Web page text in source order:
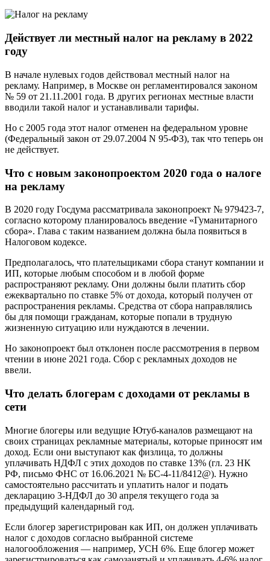
Действует ли местный налог на рекламу в 2022
году
В начале нулевых годов действовал местный налог на
рекламу. Например, в Москве он регламентировался законом
№ 59 от 21.11.2001 года. В других регионах местные власти
вводили такой налог и устанавливали тарифы.
Но с 2005 года этот налог отменен на федеральном уровне
(Федеральный закон от 29.07.2004 N 95-ФЗ), так что теперь он
не действует.
Что с новым законопроектом 2020 года о налоге
на рекламу
В 2020 году Госдума рассматривала законопроект № 979423-7,
согласно которому планировалось введение «Гуманитарного
сбора». Глава с таким названием должна была появиться в
Налоговом кодексе.
Предполагалось, что плательщиками сбора станут компании и
ИП, которые любым способом и в любой форме
распространяют рекламу. Они должны были платить сбор
ежеквартально по ставке 5% от дохода, который получен от
распространения рекламы. Средства от сбора направлялись
бы для помощи гражданам, которые попали в трудную
жизненную ситуацию или нуждаются в лечении.
Но законопроект был отклонен после рассмотрения в первом
чтении в июне 2021 года. Сбор с рекламных доходов не
ввели.
Что делать блогерам с доходами от рекламы в
сети
Многие блогеры или ведущие Ютуб-каналов размещают на
своих страницах рекламные материалы, которые приносят им
доход. Если они выступают как физлица, то должны
уплачивать НДФЛ с этих доходов по ставке 13% (гл. 23 НК
РФ, письмо ФНС от 16.06.2021 № БС-4-11/8412@). Нужно
самостоятельно рассчитать и уплатить налог и подать
декларацию 3-НДФЛ до 30 апреля текущего года за
предыдущий календарный год.
Если блогер зарегистрирован как ИП, он должен уплачивать
налог с доходов согласно выбранной системе
налогообложения — например, УСН 6%. Еще блогер может